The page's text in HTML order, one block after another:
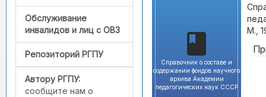
Обслуживание
инвалидов и лиц с ОВЗ
Репозиторий РГПУ
Автору РГПУ:
сообщите нам о
Справочник о составе и
содержании фондов научного
архива Академии
педагогических наук СССР
М.,